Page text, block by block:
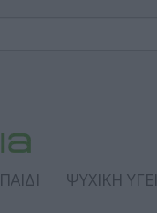
ΠΑΙΔΙ ΨΥΧΙΚΗ